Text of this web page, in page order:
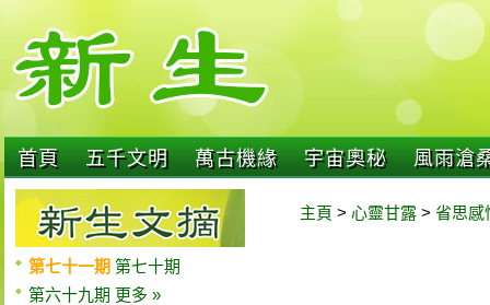
首頁 五千文明 萬古機緣 宇宙奧秘 風雨滄
第七十一期 第七十期
第六十九期 更多 »
主頁 > 心靈甘露 > 省思感